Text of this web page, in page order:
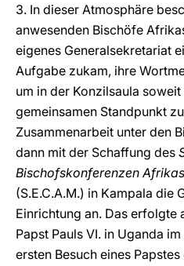
3. In dieser Atmosphäre
anwesenden Bischöfe
eigenes Generalsekretariat
Aufgabe zukam, ihre
um in der Konzilsaula
gemeinsamen Standpunkt
Zusammenarbeit unter den
dann mit der Schaffung des
Bischofskonferenzen
(S.E.C.A.M.) in Kampala die
Einrichtung an. Das erfolgte
Papst Pauls VI. in Uganda
ersten Besuch eines